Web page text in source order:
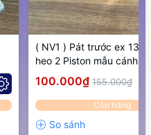
( NV1 ) Pát trước ex 135 đĩa 267
heo 2 Piston mẫu cánh
100.000₫ 155.000₫
Còn hàng